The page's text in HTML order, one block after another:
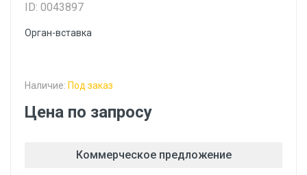
ID: 0043897
Орган-вставка
Наличие: Под заказ
Цена по запросу
Коммерческое предложение